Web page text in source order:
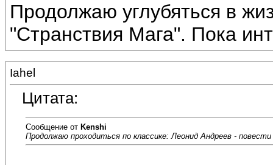
Продолжаю углубяться в
"Странствия Мага". Пока
Iahel
Цитата:
Сообщение от Kenshi
Продолжаю проходиться по классике: Леонид Андреев - повести